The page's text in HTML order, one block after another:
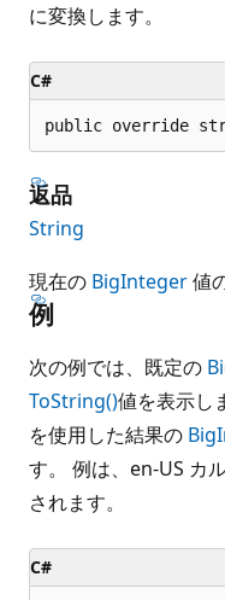
に変換します。
C#
public override
返品
String
現在の BigInteger値
例
次の例では、既定の
ToString()値を表示し
を使用した結果の
す。 例は、en-US カ
されます。
C#